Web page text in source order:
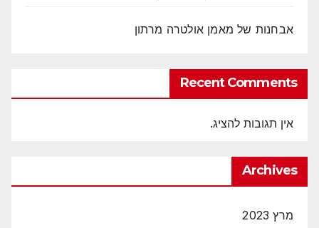
אבחנות של מאמן אולטרה מרתון
Recent Comments
אין תגובות להציג.
Archives
מרץ 2023